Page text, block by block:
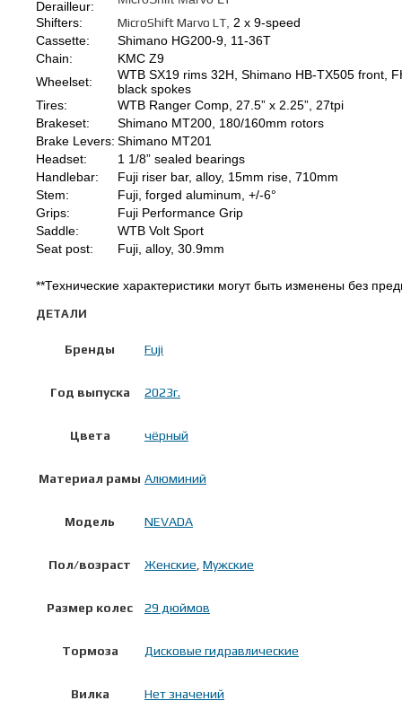
Derailleur:
Shifters:
MicroShift Marvo LT, 2 x 9-speed
Cassette:
Shimano HG200-9, 11-36T
Chain:
KMC Z9
Wheelset:
WTB SX19 rims 32H, Shimano HB-TX505 front,
black spokes
Tires:
WTB Ranger Comp, 27.5” x 2.25”, 27tpi
Brakeset:
Shimano MT200, 180/160mm rotors
Brake Levers: Shimano MT201
Headset:
1 1/8” sealed bearings
Handlebar:
Fuji riser bar, alloy, 15mm rise, 710mm
Stem:
Fuji, forged aluminum, +/-6°
Grips:
Fuji Performance Grip
Saddle:
WTB Volt Sport
Seat post:
Fuji, alloy, 30.9mm
**Технические характеристики могут быть изменены без
ДЕТАЛИ
Бренды Fuji
Год выпуска 2023г.
Цвета чёрный
Материал рамы Алюминий
Модель NEVADA
Пол/возраст Женские, Мужские
Размер колес 29 дюймов
Тормоза Дисковые гидравлические
Вилка Нет значений